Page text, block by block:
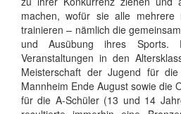
machen, wofür sie alle
trainieren – nämlich die
und Ausübung ihres Sports.
Veranstaltungen in den
Meisterschaft der Jugend für
Mannheim Ende August sowie die
für die A-Schüler (13 und 14